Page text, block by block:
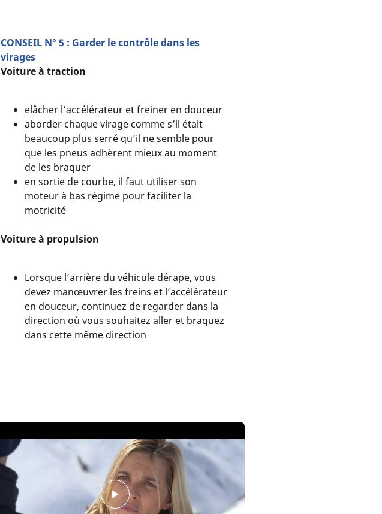
CONSEIL N° 5 : Garder le contrôle dans les
virages
Voiture à traction
elâcher l’accélérateur et freiner en douceur
aborder chaque virage comme s’il était
beaucoup plus serré qu’il ne semble pour
que les pneus adhèrent mieux au moment
de les braquer
en sortie de courbe, il faut utiliser son
moteur à bas régime pour faciliter la
motricité
Voiture à propulsion
Lorsque l’arrière du véhicule dérape, vous
devez manœuvrer les freins et l’accélérateur
en douceur, continuez de regarder dans la
direction où vous souhaitez aller et braquez
dans cette même direction